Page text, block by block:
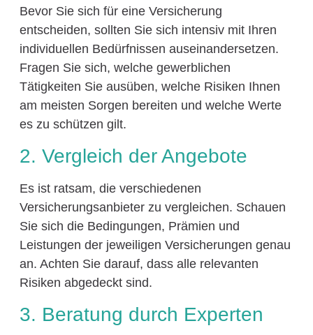
Bevor Sie sich für eine Versicherung
entscheiden, sollten Sie sich intensiv mit Ihren
individuellen Bedürfnissen auseinandersetzen.
Fragen Sie sich, welche gewerblichen
Tätigkeiten Sie ausüben, welche Risiken Ihnen
am meisten Sorgen bereiten und welche Werte
es zu schützen gilt.
2. Vergleich der Angebote
Es ist ratsam, die verschiedenen
Versicherungsanbieter zu vergleichen. Schauen
Sie sich die Bedingungen, Prämien und
Leistungen der jeweiligen Versicherungen genau
an. Achten Sie darauf, dass alle relevanten
Risiken abgedeckt sind.
3. Beratung durch Experten